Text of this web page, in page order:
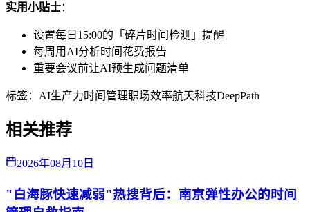
实用小贴士：
设置每日15:00的「碎片时间检测」提醒
每周用AI分析时间花费报告
重要会议前让AI预生成问题清单
标签： AI生产力时间管理职场效率航天科技DeepPath
相关推荐
2026年08月10日
"白海豚快速减弱"热搜背后：南京弹性办公的时间